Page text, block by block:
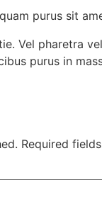
purus sit
Vel pharetra
purus in
Required